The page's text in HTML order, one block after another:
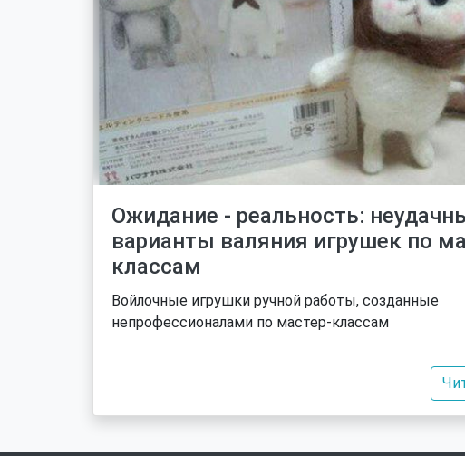
Ожидание - реальность:
варианты валяния игрушек по
классам
Войлочные игрушки ручной работы, созданные
непрофессионалами по мастер-классам